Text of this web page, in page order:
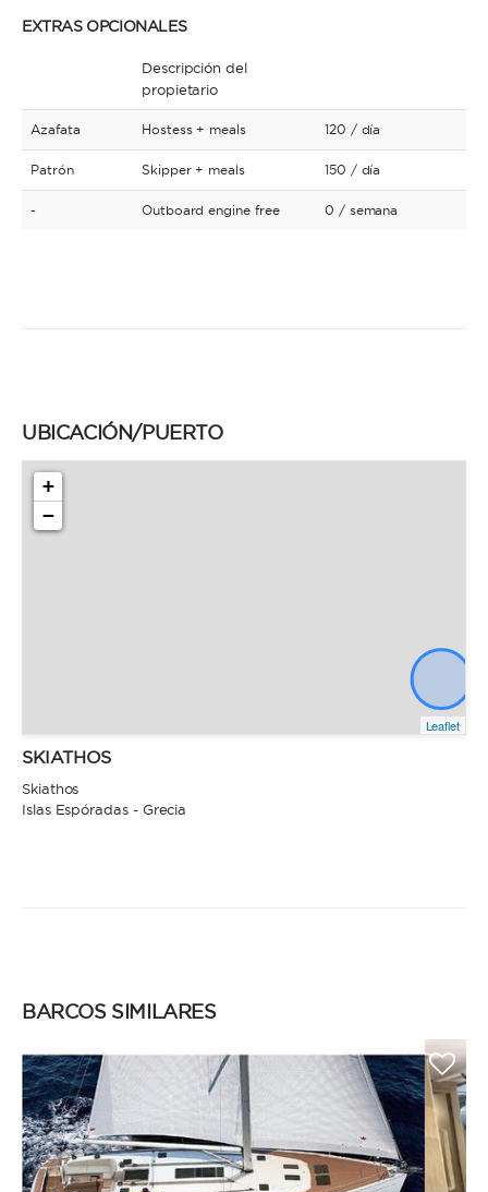
EXTRAS OPCIONALES
Descripción del
propietario
Azafata Hostess + meals 120 / día
Patrón Skipper + meals 150 / día
- Outboard engine free 0 / semana
UBICACIÓN/PUERTO
+
−
Leaflet
SKIATHOS
Skiathos
Islas Espóradas - Grecia
BARCOS SIMILARES